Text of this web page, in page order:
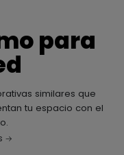
para
similares que
tu espacio con el